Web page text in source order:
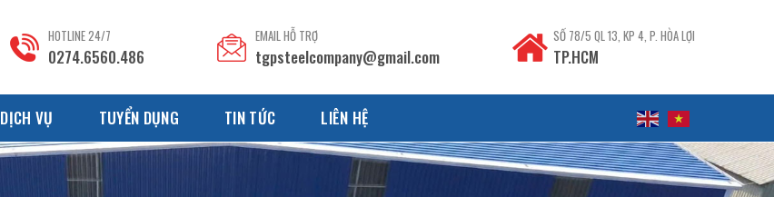
HOTLINE 24/7
0274.6560.486
EMAIL HỖ TRỢ
tgpsteelcompany@gmail.com
SỐ 78/5 QL 13, KP 4, P. HÒA LỢI
TP.HCM
DỊCH VỤ TUYỂN DỤNG TIN TỨC LIÊN HỆ